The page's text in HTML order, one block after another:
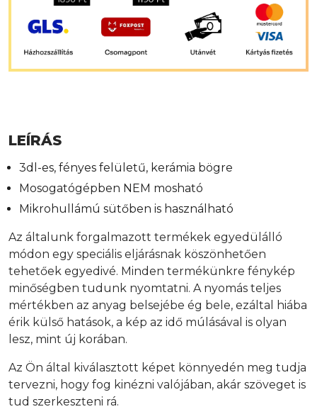
LEÍRÁS
3dl-es, fényes felületű, kerámia bögre
Mosogatógépben NEM mosható
Mikrohullámú sütőben is használható
Az általunk forgalmazott termékek egyedülálló
módon egy speciális eljárásnak köszönhetően
tehetőek egyedivé. Minden termékünkre fénykép
minőségben tudunk nyomtatni. A nyomás teljes
mértékben az anyag belsejébe ég bele, ezáltal hiába
érik külső hatások, a kép az idő múlásával is olyan
lesz, mint új korában.
Az Ön által kiválasztott képet könnyedén meg tudja
tervezni, hogy fog kinézni valójában, akár szöveget is
tud szerkeszteni rá.